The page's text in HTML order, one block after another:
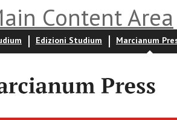
Content Area
Edizioni Studium Marcianum